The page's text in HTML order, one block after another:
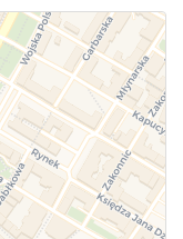
informację o